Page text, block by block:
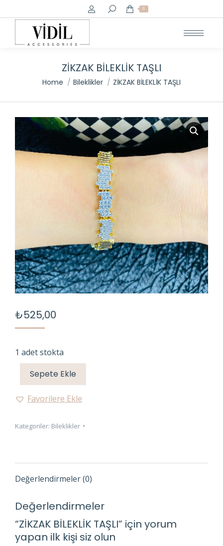
Search: 0
ZİKZAK BİLEKLİK TAŞLI
You are here:
Home Bileklikler ZİKZAK BİLEKLİK TAŞLI
₺525,00
1 adet stokta
Sepete Ekle
Favorilere Ekle
Kategoriler: Bileklikler
Değerlendirmeler (0)
Değerlendirmeler
“ZİKZAK BİLEKLİK TAŞLI” için yorum
yapan ilk kişi siz olun